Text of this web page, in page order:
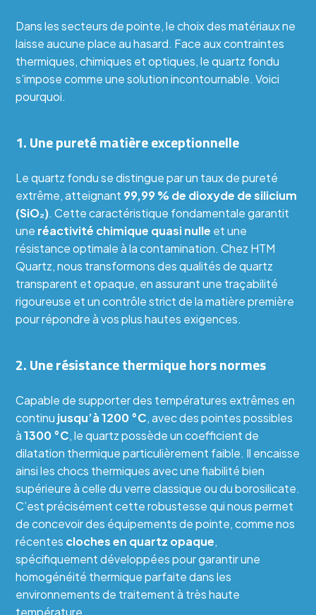
Dans les secteurs de pointe, le choix des matériaux ne
laisse aucune place au hasard. Face aux contraintes
thermiques, chimiques et optiques, le quartz fondu
s’impose comme une solution incontournable. Voici
pourquoi.
1. Une pureté matière exceptionnelle
Le quartz fondu se distingue par un taux de pureté
extrême, atteignant 99,99 % de dioxyde de silicium
(SiO₂). Cette caractéristique fondamentale garantit
une réactivité chimique quasi nulle et une
résistance optimale à la contamination. Chez HTM
Quartz, nous transformons des qualités de quartz
transparent et opaque, en assurant une traçabilité
rigoureuse et un contrôle strict de la matière première
pour répondre à vos plus hautes exigences.
2. Une résistance thermique hors normes
Capable de supporter des températures extrêmes en
continu jusqu’à 1200 °C, avec des pointes possibles
à1300 °C, le quartz possède un coefficient de
dilatation thermique particulièrement faible. Il encaisse
ainsi les chocs thermiques avec une fiabilité bien
supérieure à celle du verre classique ou du borosilicate.
C’est précisément cette robustesse qui nous permet
de concevoir des équipements de pointe, comme nos
récentes cloches en quartz opaque,
spécifiquement développées pour garantir une
homogénéité thermique parfaite dans les
environnements de traitement à très haute
température